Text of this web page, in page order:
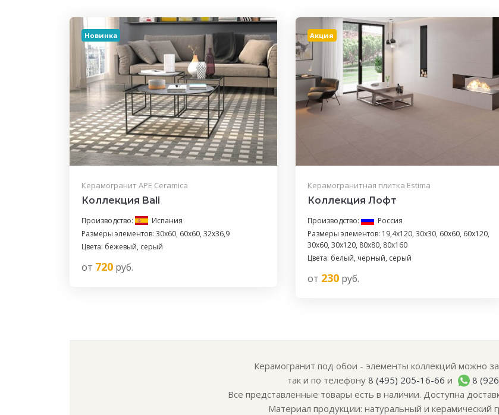
Новинка
Керамогранит APE Ceramica
Коллекция Bali
Производство:
Испания
Размеры элементов: 30x60, 60x60, 32x36,9
Цвета: бежевый, серый
от 720 руб.
Акция
Керамогранитная плитка Estima
Коллекция Лофт
Производство:
Россия
Размеры элементов: 19,4x120, 30x30, 60x60, 60x120,
30x60, 30x120, 80x80, 80x160
Цвета: белый, черный, серый
от 230руб.
Керамогранит под обои - элементы коллекций можно
так и по телефону 8 (495) 205-16-66 и 8
Все представленные товары есть в наличии. Доступна
Материал продукции: натуральный и керамический